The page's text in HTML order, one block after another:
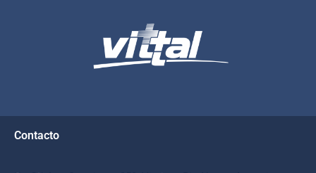
Contacto